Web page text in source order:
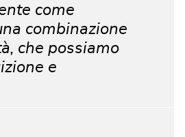
come
combinazione
che possiamo
e